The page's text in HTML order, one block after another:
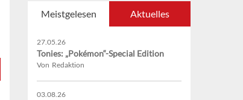
Meistgelesen Aktuelles
27.05.26
Tonies: „Pokémon“-Special Edition
Von Redaktion
03.08.26